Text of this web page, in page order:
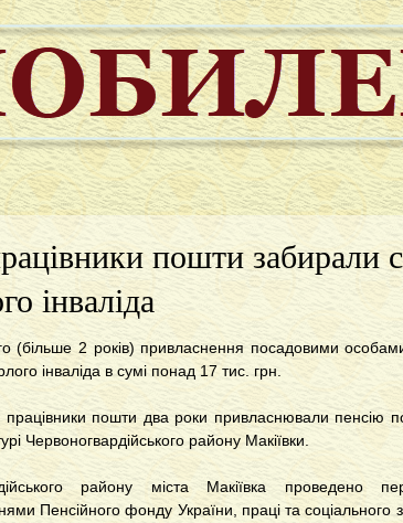
пошти забирали
інваліда
(більше 2 років) привласнення посадовими
інваліда в сумі понад 17 тис. грн.
працівники пошти два роки привласнювали пенсію
Червоногвардійського району Макіївки.
району міста Макіївка проведено
Пенсійного фонду України, праці та соціального